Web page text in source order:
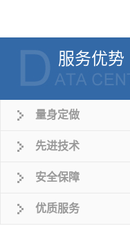
服务优势
量身定做
先进技术
安全保障
优质服务